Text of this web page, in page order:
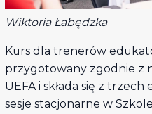
Wiktoria Łabędzka
Kurs dla trenerów
przygotowany zgodnie z
UEFA i składa się z
sesje stacjonarne w